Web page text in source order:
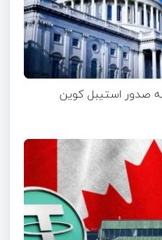
صدور استیبل کوین